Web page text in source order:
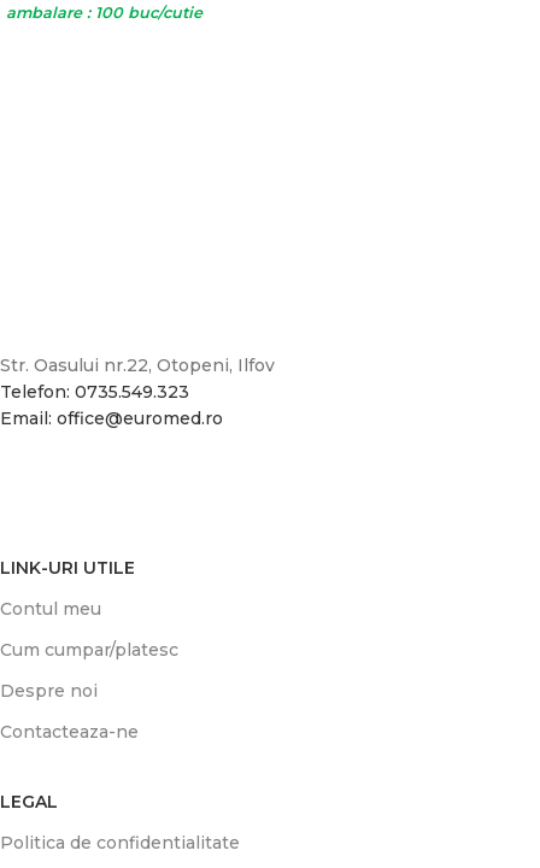
ambalare : 100 buc/cutie
Str. Oasului nr.22, Otopeni, Ilfov
Telefon: 0735.549.323
Email: office@euromed.ro
LINK-URI UTILE
Contul meu
Cum cumpar/platesc
Despre noi
Contacteaza-ne
LEGAL
Politica de confidentialitate